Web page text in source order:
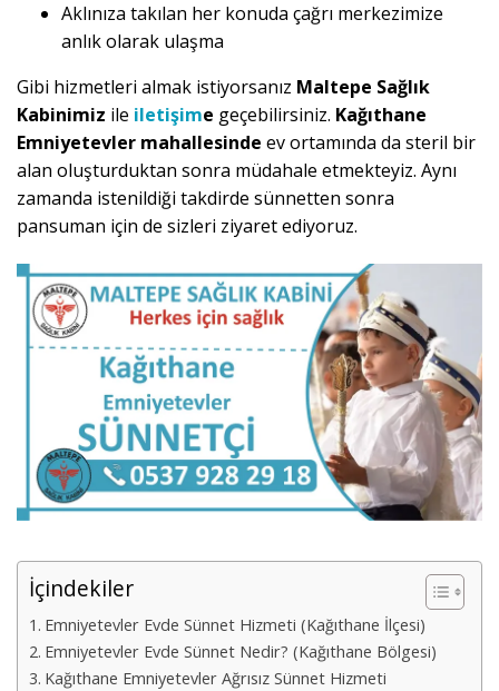
Aklınıza takılan her konuda çağrı merkezimize
anlık olarak ulaşma
Gibi hizmetleri almak istiyorsanız Maltepe Sağlık
Kabinimiz ile iletişime geçebilirsiniz. Kağıthane
Emniyetevler mahallesinde ev ortamında da steril bir
alan oluşturduktan sonra müdahale etmekteyiz. Aynı
zamanda istenildiği takdirde sünnetten sonra
pansuman için de sizleri ziyaret ediyoruz.
İçindekiler
Emniyetevler Evde Sünnet Hizmeti (Kağıthane İlçesi)
Emniyetevler Evde Sünnet Nedir? (Kağıthane Bölgesi)
Kağıthane Emniyetevler Ağrısız Sünnet Hizmeti